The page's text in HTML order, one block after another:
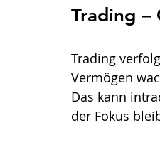
Trading –
Trading
Vermögen
Das kann
der Fokus